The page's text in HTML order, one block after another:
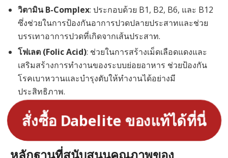
วิตามิน B-Complex: ประกอบด้วย B1, B2, B6, และ B12
ซึ่งช่วยในการป้องกันอาการปวดปลายประสาทและช่วย
บรรเทาอาการปวดที่เกิดจากเส้นประสาท.
โฟเลต (Folic Acid): ช่วยในการสร้างเม็ดเลือดแดงและ
เสริมสร้างการทำงานของระบบย่อยอาหาร ช่วยป้องกัน
โรคเบาหวานและบำรุงตับให้ทำงานได้อย่างมี
ประสิทธิภาพ.
สั่งซื้อ Dabelite ของแท้ได้ที่นี่